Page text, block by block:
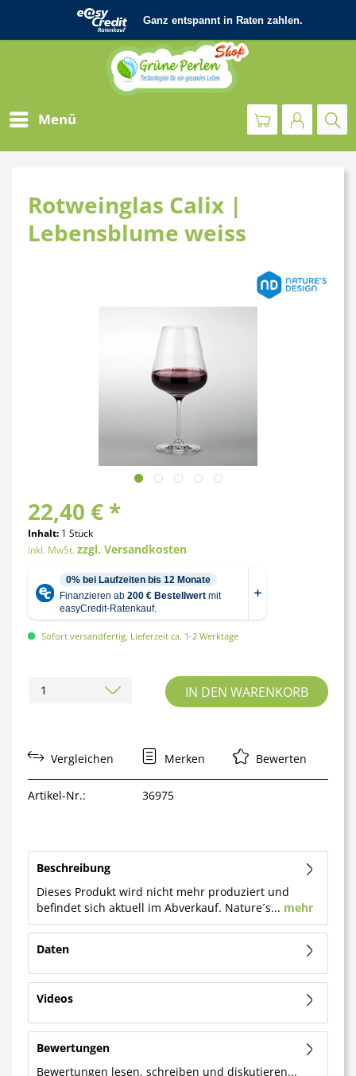
Menü
Rotweinglas Calix |
Lebensblume weiss
22,40 € *
Inhalt: 1 Stück
inkl. MwSt.zzgl. Versandkosten
Sofort versandfertig, Lieferzeit ca. 1-2 Werktage
IN DEN WARENKORB
Vergleichen Merken Bewerten
Artikel-Nr.: 36975
Beschreibung
Dieses Produkt wird nicht mehr produziert und
befindet sich aktuell im Abverkauf. Nature´s... mehr
Daten
Videos
Bewertungen
Bewertungen lesen, schreiben und diskutieren...